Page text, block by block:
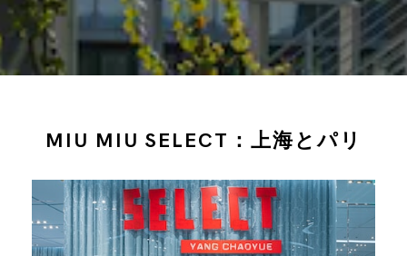
MIU MIU SELECT：上海とパリ